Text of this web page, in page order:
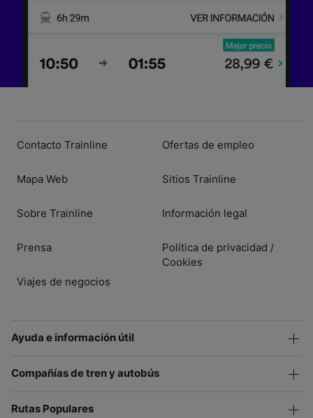
Contacto Trainline
Mapa Web
Sobre Trainline
Prensa
Viajes de negocios
Ofertas de empleo
Sitios Trainline
Información legal
Política de privacidad /
Cookies
Ayuda e información útil
Compañías de tren y autobús
Rutas Populares